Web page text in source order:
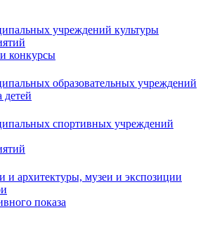
учреждений культуры
конкурсы
образовательных учреждений
детей
спортивных учреждений
и архитектуры, музеи и экспозиции
показа